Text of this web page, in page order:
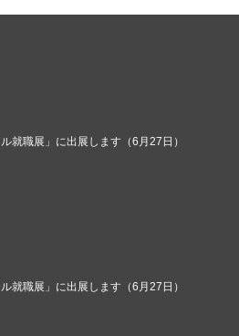
就職展」に出展します（6月27日）
就職展」に出展します（6月27日）